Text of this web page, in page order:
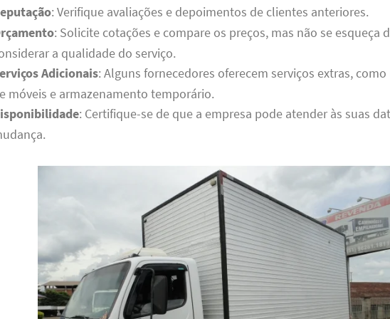
: Verifique avaliações e depoimentos de clientes anteriores.
: Solicite cotações e compare os preços, mas não se esqueça
a qualidade do serviço.
Adicionais: Alguns fornecedores oferecem serviços extras,
móveis e armazenamento temporário.
: Certifique-se de que a empresa pode atender às suas